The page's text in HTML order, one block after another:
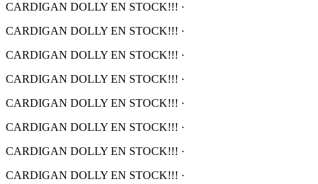
CARDIGAN DOLLY EN STOCK!!! ·
CARDIGAN DOLLY EN STOCK!!! ·
CARDIGAN DOLLY EN STOCK!!! ·
CARDIGAN DOLLY EN STOCK!!! ·
CARDIGAN DOLLY EN STOCK!!! ·
CARDIGAN DOLLY EN STOCK!!! ·
CARDIGAN DOLLY EN STOCK!!! ·
CARDIGAN DOLLY EN STOCK!!! ·